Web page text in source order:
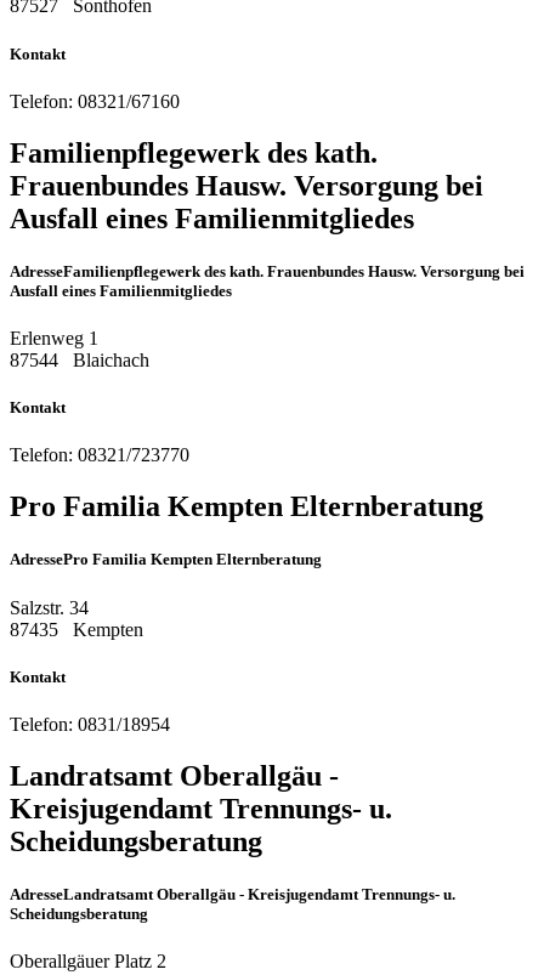
87527
Sonthofen
Kontakt
Telefon: 08321/67160
Familienpflegewerk des kath.
Frauenbundes Hausw. Versorgung bei
Ausfall eines Familienmitgliedes
AdresseFamilienpflegewerk des kath. Frauenbundes Hausw. Versorgung bei
Ausfall eines Familienmitgliedes
Erlenweg 1
87544
Blaichach
Kontakt
Telefon: 08321/723770
Pro Familia Kempten Elternberatung
AdressePro Familia Kempten Elternberatung
Salzstr. 34
87435
Kempten
Kontakt
Telefon: 0831/18954
Landratsamt Oberallgäu -
Kreisjugendamt Trennungs- u.
Scheidungsberatung
AdresseLandratsamt Oberallgäu - Kreisjugendamt Trennungs- u.
Scheidungsberatung
Oberallgäuer Platz 2